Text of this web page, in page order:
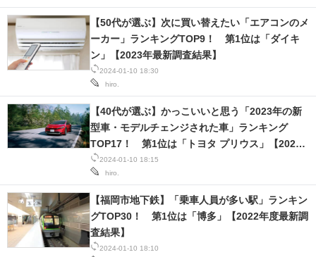
2024-01-10 18:30
hiro.
【50代が選ぶ】次に買い替えたい「エアコンのメ
ーカー」ランキングTOP9！ 第1位は「ダイキ
ン」【2023年最新調査結果】
2024-01-10 18:15
hiro.
【40代が選ぶ】かっこいいと思う「2023年の新
型車・モデルチェンジされた車」ランキング
TOP17！ 第1位は「トヨタ プリウス」【2023
年最新調査結果】
2024-01-10 18:10
【福岡市地下鉄】「乗車人員が多い駅」ランキン
グTOP30！ 第1位は「博多」【2022年度最新調
査結果】